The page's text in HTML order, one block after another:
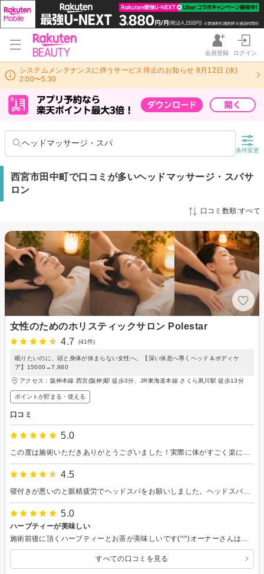
会員登録 ログイン
システムメンテナンスに伴うサービス停止のお知らせ 8月12日 (水)
2:00〜5:30
ヘッドマッサージ・スパ
条件変更
西宮市田中町で口コミが多いヘッドマッサージ・スパサ
ロン
口コミ数順:すべて
女性のためのホリスティックサロン Polestar
4.7
(41件)
眠りたいのに、頭と身体が休まらない女性へ。【深い休息へ導くヘッド＆ボディケ
ア】15000→7,980
アクセス：阪神本線 西宮(阪神)駅 徒歩3分、JR東海道本線 さくら夙川駅 徒歩13分
ポイントが貯まる・使える
口コミ
5.0
4.5
5.0
ハーブティーが美味しい
すべての口コミを見る